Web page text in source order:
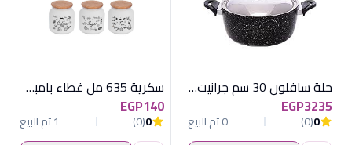
حلة سافلون 30 سم جرانيت رمادى
EGP3235
0
(0)
0 تم البيع
سكرية 635 مل غطاء بامبو خشب هيريفين
EGP140
0
(0)
1 تم البيع